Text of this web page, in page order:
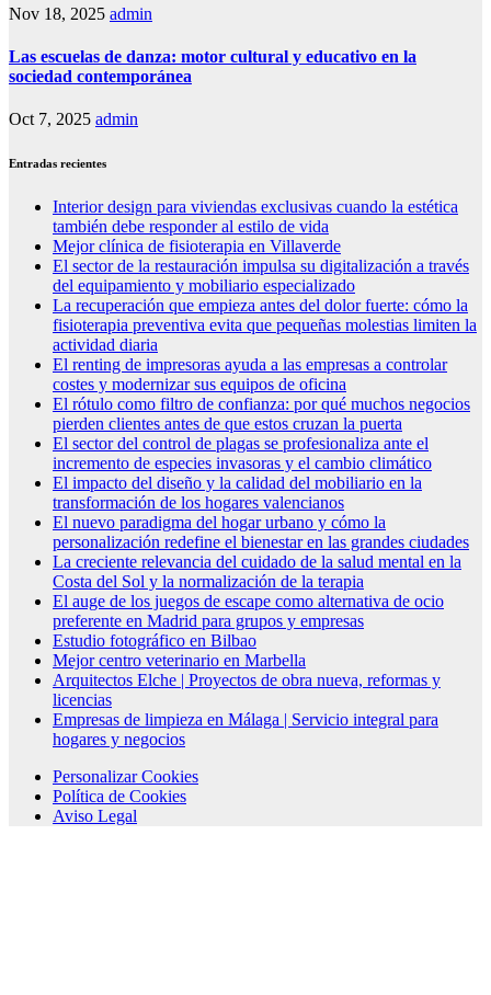
Nov 18, 2025 admin
Las escuelas de danza: motor cultural y educativo en la
sociedad contemporánea
Oct 7, 2025 admin
Entradas recientes
Interior design para viviendas exclusivas cuando la estética
también debe responder al estilo de vida
Mejor clínica de fisioterapia en Villaverde
El sector de la restauración impulsa su digitalización a través
del equipamiento y mobiliario especializado
La recuperación que empieza antes del dolor fuerte: cómo la
fisioterapia preventiva evita que pequeñas molestias limiten la
actividad diaria
El renting de impresoras ayuda a las empresas a controlar
costes y modernizar sus equipos de oficina
El rótulo como filtro de confianza: por qué muchos negocios
pierden clientes antes de que estos cruzan la puerta
El sector del control de plagas se profesionaliza ante el
incremento de especies invasoras y el cambio climático
El impacto del diseño y la calidad del mobiliario en la
transformación de los hogares valencianos
El nuevo paradigma del hogar urbano y cómo la
personalización redefine el bienestar en las grandes ciudades
La creciente relevancia del cuidado de la salud mental en la
Costa del Sol y la normalización de la terapia
El auge de los juegos de escape como alternativa de ocio
preferente en Madrid para grupos y empresas
Estudio fotográfico en Bilbao
Mejor centro veterinario en Marbella
Arquitectos Elche | Proyectos de obra nueva, reformas y
licencias
Empresas de limpieza en Málaga | Servicio integral para
hogares y negocios
Personalizar Cookies
Política de Cookies
Aviso Legal